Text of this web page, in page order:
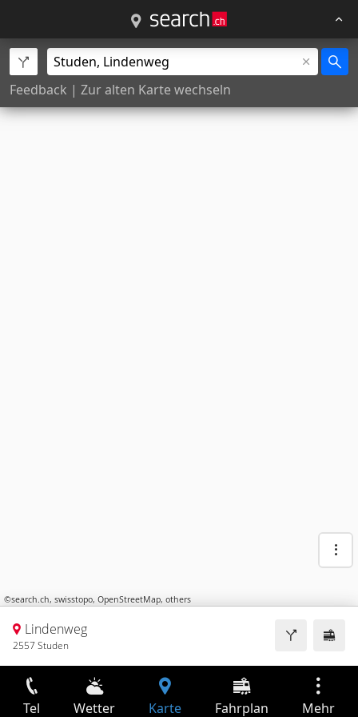
Feedback | Zur alten Karte wechseln
©search.ch, swisstopo, OpenStreetMap, others
Lindenweg
2557 Studen
Tel Wetter Karte Fahrplan Mehr